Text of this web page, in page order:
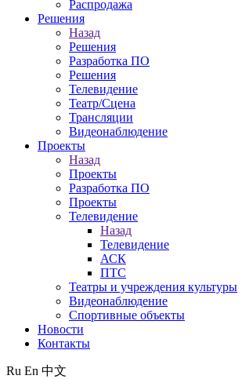
Распродажа
Решения
Назад
Решения
Разработка ПО
Решения
Телевидение
Театр/Сцена
Трансляции
Видеонаблюдение
Проекты
Назад
Проекты
Разработка ПО
Проекты
Телевидение
Назад
Телевидение
АСК
ПТС
Театры и учреждения культуры
Видеонаблюдение
Спортивные объекты
Новости
Контакты
Ru En 中文